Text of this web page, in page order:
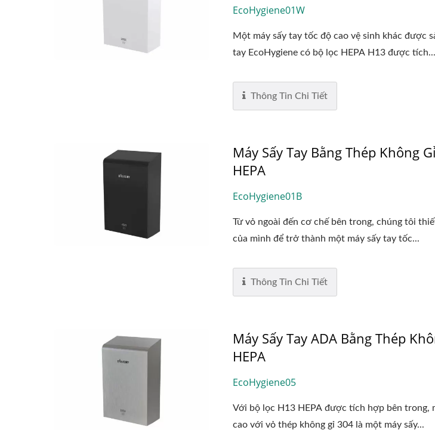
EcoHygiene01W
Một máy sấy tay tốc độ cao vệ sinh khác được
tay EcoHygiene có bộ lọc HEPA H13 được tích...
Thông Tin Chi Tiết
Máy Sấy Tay Bằng Thép Không
HEPA
EcoHygiene01B
Từ vỏ ngoài đến cơ chế bên trong, chúng tôi
của mình để trở thành một máy sấy tay tốc...
Thông Tin Chi Tiết
Máy Sấy Tay ADA Bằng Thép
HEPA
EcoHygiene05
Với bộ lọc H13 HEPA được tích hợp bên trong,
cao với vỏ thép không gỉ 304 là một máy sấy...